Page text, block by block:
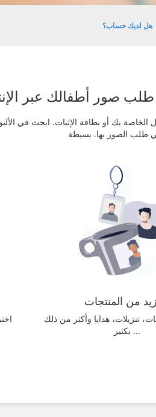
هل لديك حساب؟
بك أو بطاقة الإثبات. ابحث في
من المنتجات
تنزيلات، هدايا وأكثر من ذلك
بكثير ...